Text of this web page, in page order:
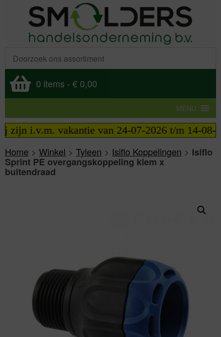
0 items - € 0,00
MENU
i.v.m. vakantie van 24-07-2026 t/m 14-08-
Home > Winkel > Tyleen > Isiflo Koppelingen > Isiflo
Sprint PE overgangskoppeling klem x
buitendraad